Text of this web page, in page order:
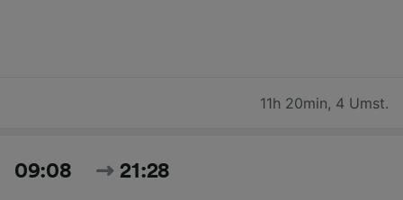
11h 20min, 4 Umst.
09:08 21:28